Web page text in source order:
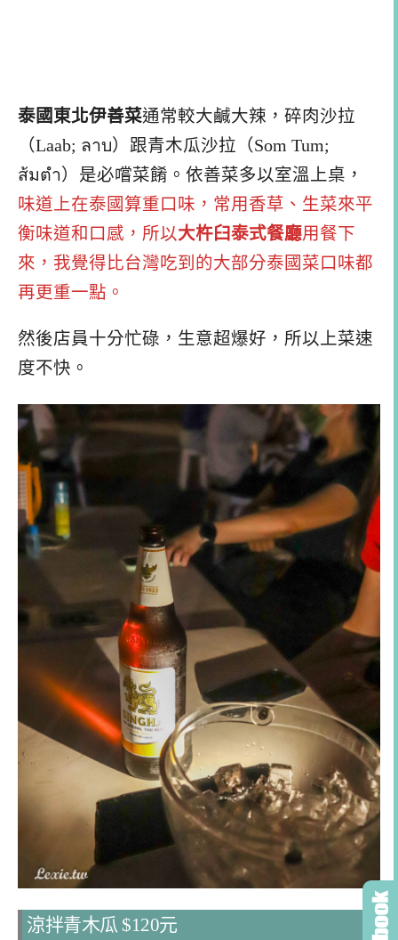
泰國東北伊善菜通常較大鹹大辣，碎肉沙拉
（Laab; ลาบ）跟青木瓜沙拉（Som Tum;
ส้มตำ）是必嚐菜餚。依善菜多以室溫上桌，
味道上在泰國算重口味，常用香草、生菜來平
衡味道和口感，所以大杵臼泰式餐廳用餐下
來，我覺得比台灣吃到的大部分泰國菜口味都
再更重一點。
然後店員十分忙碌，生意超爆好，所以上菜速
度不快。
涼拌青木瓜 $120元